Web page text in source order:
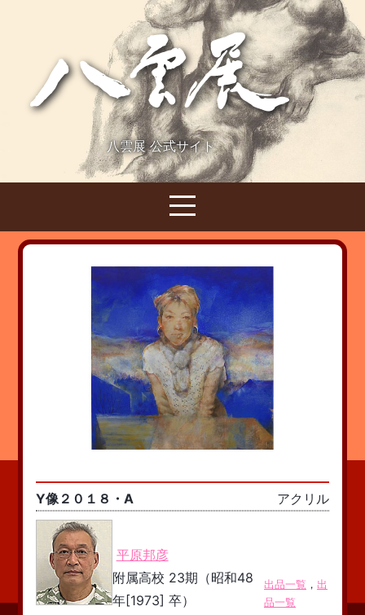
八雲展 公式サイト
Y像２０１８・A アクリル
平原邦彦
附属高校 23期（昭和48
年[1973] 卒）
出品一覧 ， 出
品一覧